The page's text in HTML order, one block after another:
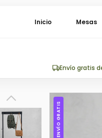
Inicio Mesas
Envío gratis
ENVÍO GRATIS